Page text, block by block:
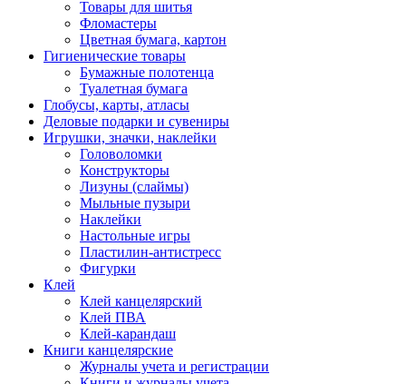
Товары для шитья
Фломастеры
Цветная бумага, картон
Гигиенические товары
Бумажные полотенца
Туалетная бумага
Глобусы, карты, атласы
Деловые подарки и сувениры
Игрушки, значки, наклейки
Головоломки
Конструкторы
Лизуны (слаймы)
Мыльные пузыри
Наклейки
Настольные игры
Пластилин-антистресс
Фигурки
Клей
Клей канцелярский
Клей ПВА
Клей-карандаш
Книги канцелярские
Журналы учета и регистрации